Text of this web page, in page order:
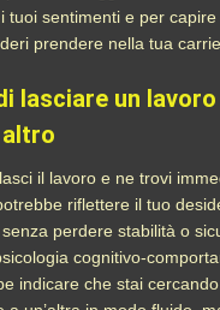
tuoi sentimenti e per
prendere nella tua
lasciare un
il lavoro e ne trovi
riflettere il tuo
perdere stabilità o
cognitivo-
indicare che stai